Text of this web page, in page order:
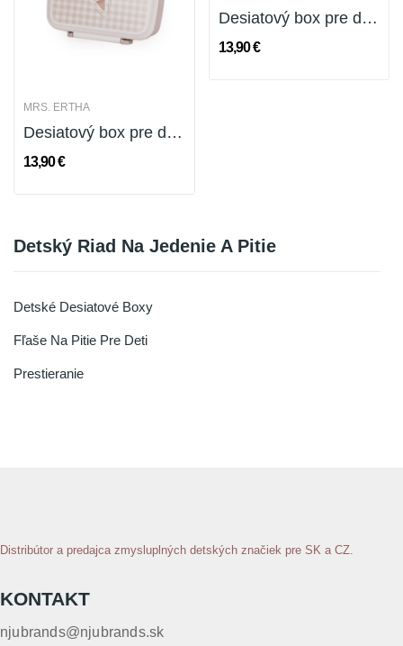
Detský Riad Na Jedenie A Pitie
Detské Desiatové Boxy
Fľaše Na Pitie Pre Deti
Prestieranie
MRS. ERTHA
Desiatový box pre deti s priehradkou 15 cm Square
13,90 €
Desiatový box pre deti s priehradkou 15 cm...
13,90 €
Distribútor a predajca zmysluplných detských značiek pre SK a CZ.
KONTAKT
njubrands@njubrands.sk